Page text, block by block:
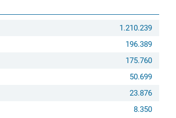
1.210.239
196.389
175.760
50.699
23.876
8.350